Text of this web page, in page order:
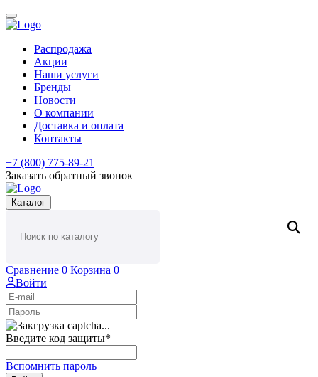
Распродажа
Акции
Наши услуги
Бренды
Новости
О компании
Доставка и оплата
Контакты
+7 (800) 775-89-21
Заказать обратный звонок
Каталог
Сравнение 0 Корзина 0
Войти
Введите код защиты*
Вспомнить пароль